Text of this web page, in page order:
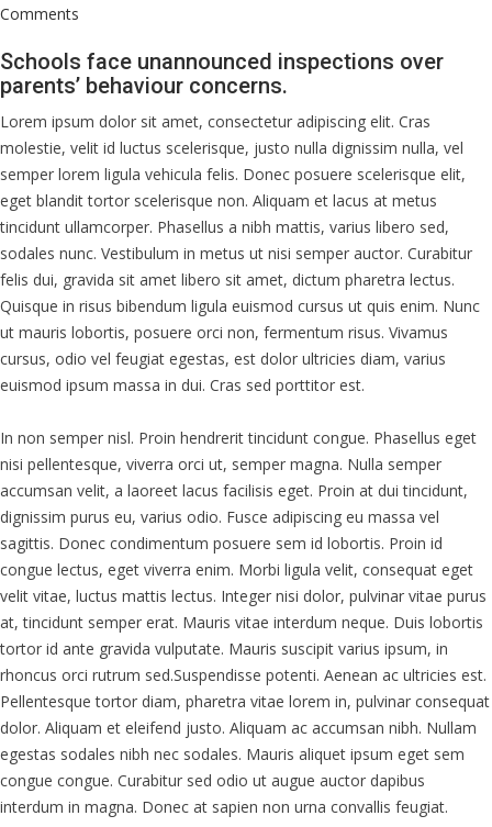
Comments
support
teacher
who
shot
student
in
leg.
Schools face unannounced inspections over
parents’ behaviour concerns.
Lorem ipsum dolor sit amet, consectetur adipiscing elit. Cras
molestie, velit id luctus scelerisque, justo nulla dignissim nulla, vel
semper lorem ligula vehicula felis. Donec posuere scelerisque elit,
eget blandit tortor scelerisque non. Aliquam et lacus at metus
tincidunt ullamcorper. Phasellus a nibh mattis, varius libero sed,
sodales nunc. Vestibulum in metus ut nisi semper auctor. Curabitur
felis dui, gravida sit amet libero sit amet, dictum pharetra lectus.
Quisque in risus bibendum ligula euismod cursus ut quis enim. Nunc
ut mauris lobortis, posuere orci non, fermentum risus. Vivamus
cursus, odio vel feugiat egestas, est dolor ultricies diam, varius
euismod ipsum massa in dui. Cras sed porttitor est.
In non semper nisl. Proin hendrerit tincidunt congue. Phasellus eget
nisi pellentesque, viverra orci ut, semper magna. Nulla semper
accumsan velit, a laoreet lacus facilisis eget. Proin at dui tincidunt,
dignissim purus eu, varius odio. Fusce adipiscing eu massa vel
sagittis. Donec condimentum posuere sem id lobortis. Proin id
congue lectus, eget viverra enim. Morbi ligula velit, consequat eget
velit vitae, luctus mattis lectus. Integer nisi dolor, pulvinar vitae purus
at, tincidunt semper erat. Mauris vitae interdum neque. Duis lobortis
tortor id ante gravida vulputate. Mauris suscipit varius ipsum, in
rhoncus orci rutrum sed.Suspendisse potenti. Aenean ac ultricies est.
Pellentesque tortor diam, pharetra vitae lorem in, pulvinar consequat
dolor. Aliquam et eleifend justo. Aliquam ac accumsan nibh. Nullam
egestas sodales nibh nec sodales. Mauris aliquet ipsum eget sem
congue congue. Curabitur sed odio ut augue auctor dapibus
interdum in magna. Donec at sapien non urna convallis feugiat.